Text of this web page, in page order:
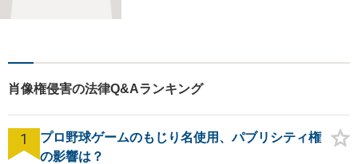
お困りの方はなんでもご相談
ください。先を見据えた解決
策をご提案いたします。
肖像権侵害の法律Q&Aランキング
1
プロ野球ゲームのもじり名使用、パブリシティ権
の影響は？